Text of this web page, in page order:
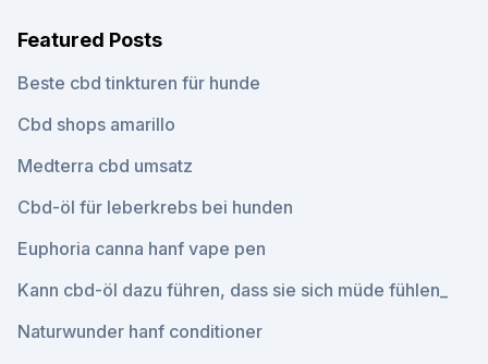
Featured Posts
Beste cbd tinkturen für hunde
Cbd shops amarillo
Medterra cbd umsatz
Cbd-öl für leberkrebs bei hunden
Euphoria canna hanf vape pen
Kann cbd-öl dazu führen, dass sie sich müde fühlen_
Naturwunder hanf conditioner